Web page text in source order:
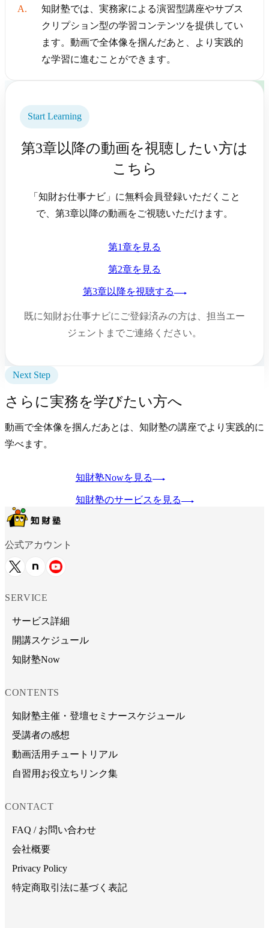
A.
知財塾では、実務家による演習型講座やサブス
クリプション型の学習コンテンツを提供してい
ます。動画で全体像を掴んだあと、より実践的
な学習に進むことができます。
Start Learning
第3章以降の動画を視聴したい方は
こちら
「知財お仕事ナビ」に無料会員登録いただくこと
で、第3章以降の動画をご視聴いただけます。
第1章を見る
第2章を見る
第3章以降を視聴する
既に知財お仕事ナビにご登録済みの方は、担当エー
ジェントまでご連絡ください。
Next Step
さらに実務を学びたい方へ
動画で全体像を掴んだあとは、知財塾の講座でより実践的に
学べます。
知財塾Nowを見る
知財塾のサービスを見る
公式アカウント
SERVICE
サービス詳細
開講スケジュール
知財塾Now
CONTENTS
知財塾主催・登壇セミナースケジュール
受講者の感想
動画活用チュートリアル
自習用お役立ちリンク集
CONTACT
FAQ / お問い合わせ
会社概要
Privacy Policy
特定商取引法に基づく表記